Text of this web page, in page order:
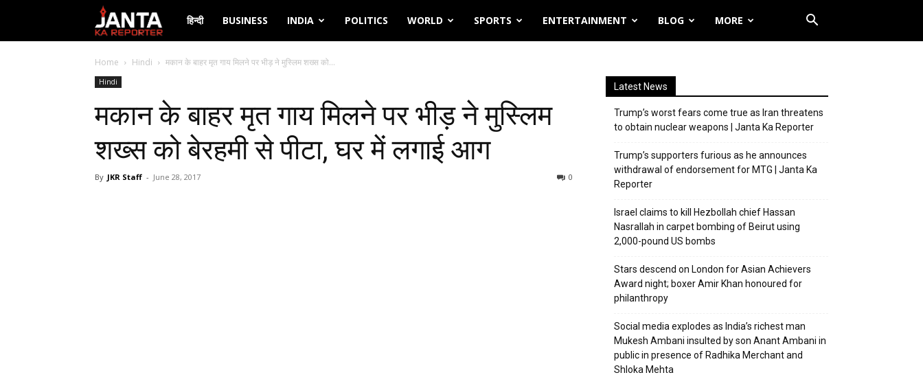
Janta
Ka
हिन्दी BUSINESS INDIA POLITICS WORLD SPORTS ENTERTAINMENT BLOG MORE
Home Hindi मकान के बाहर मृत गाय मिलने पर भीड़ ने मुस्लिम शख्स को...
Hindi
मकान के बाहर मृत गाय मिलने पर भीड़ ने मुस्लिम
शख्स को बेरहमी से पीटा, घर में लगाई आग
By JKR Staff - June 28, 2017 0
Latest News
Trump’s worst fears come true as Iran threatens
to obtain nuclear weapons | Janta Ka Reporter
Trump’s supporters furious as he announces
withdrawal of endorsement for MTG | Janta Ka
Reporter
Israel claims to kill Hezbollah chief Hassan
Nasrallah in carpet bombing of Beirut using
2,000-pound US bombs
Stars descend on London for Asian Achievers
Award night; boxer Amir Khan honoured for
philanthropy
Social media explodes as India’s richest man
Mukesh Ambani insulted by son Anant Ambani in
public in presence of Radhika Merchant and
Shloka Mehta